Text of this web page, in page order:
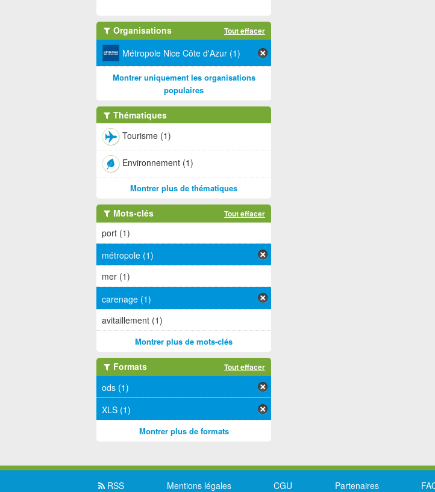
Organisations Tout effacer
Métropole Nice Côte d'Azur (1)
Montrer uniquement les organisations
populaires
Thématiques
Tourisme (1)
Environnement (1)
Montrer plus de thématiques
Mots-clés Tout effacer
port (1)
métropole (1)
mer (1)
carenage (1)
avitaillement (1)
Montrer plus de mots-clés
Formats Tout effacer
ods (1)
XLS (1)
Montrer plus de formats
RSS Mentions légales CGU Partenaires